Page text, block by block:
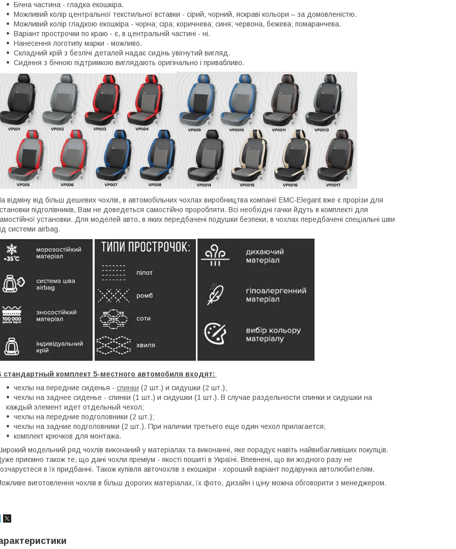
Бічна частина - гладка екошкіра.
Можливий колір центральної текстильної вставки - сірий, чорний, яскраві кольори – за домовленістю.
Можливий колір гладкою екошкіра - чорна; сіра; коричнева; синя; червона, бежева; помаранчева.
Варіант прострочки по краю - є, в центральній частині - ні.
Нанесення логотипу марки - можливо.
Складний крій з безлічі деталей надає сидінь увігнутий вигляд.
Сидіння з бічною підтримкою виглядають оригінально і привабливо.
відміну від більш дешевих чохлів, в автомобільних чохлах виробництва компанії EMC-Elegant вже є прорізи для
підголівників, Вам не доведеться самостійно проробляти. Всі необхідні гачки йдуть в комплекті для
установки. Для моделей авто, в яких передбачені подушки безпеки, в чохлах передбачені спеціальні шви
системи airbag.
стандартный комплект 5-местного автомобиля входят:
чехлы на передние сиденья - спинки (2 шт.) и сидушки (2 шт.);
чехлы на заднее сиденье - спинки (1 шт.) и сидушки (1 шт.). В случае раздельности спинки и сидушки на
каждый элемент идет отдельный чехол;
чехлы на передние подголовники (2 шт.);
чехлы на задние подголовники (2 шт.). При наличии третьего еще один чехол прилагается;
комплект крючков для монтажа.
модельний ряд чохлів виконаний у матеріалах та виконанні, яке порадує навіть найвибагливіших покупців.
приємно також те, що дані чохли преміум - якості пошиті в Україні. Впевнені, що ви жодного разу не
в їх придбанні. Також купівля авточохлів з екошкіри - хороший варіант подарунка автолюбителям.
виготовлення чохлів в більш дорогих матеріалах, їх фото, дизайн і ціну можна обговорити з менеджером.